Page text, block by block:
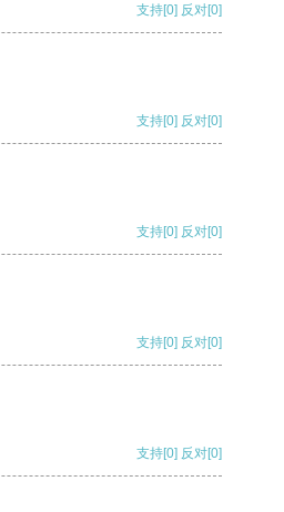
支持[0] 反对[0]
支持[0] 反对[0]
支持[0] 反对[0]
支持[0] 反对[0]
支持[0] 反对[0]